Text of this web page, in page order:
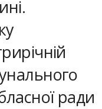
ради